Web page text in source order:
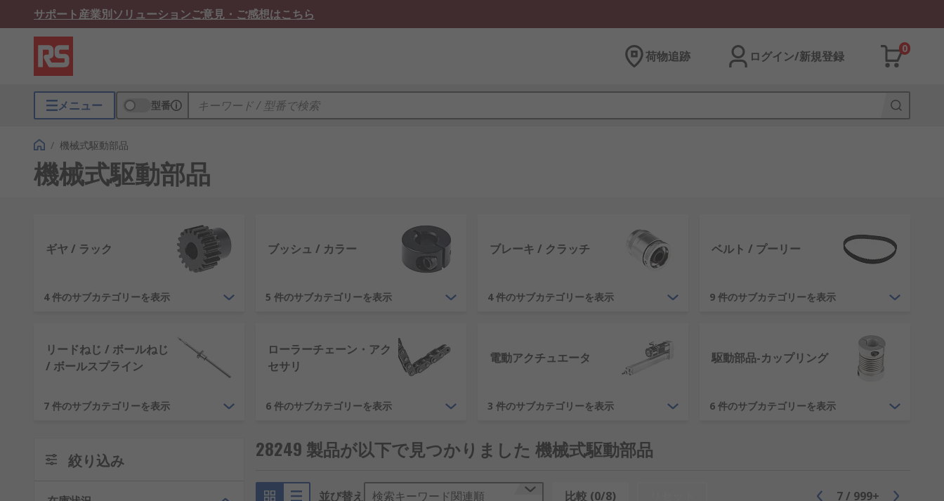
サポート産業別ソリューションご意見・ご感想はこちら
荷物追跡 ログイン/新規登録
0
メニュー 型番
/ 機械式駆動部品
機械式駆動部品
ギヤ / ラック
4 件のサブカテゴリーを表示
ブッシュ / カラー
5 件のサブカテゴリーを表示
ブレーキ / クラッチ
4 件のサブカテゴリーを表示
ベルト / プーリー
9 件のサブカテゴリーを表示
リードねじ / ボールねじ
/ ボールスプライン
7 件のサブカテゴリーを表示
ローラーチェーン・アク
セサリ
6 件のサブカテゴリーを表示
電動アクチュエータ
3 件のサブカテゴリーを表示
駆動部品-カップリング
6 件のサブカテゴリーを表示
絞り込み 28249 製品が以下で見つかりました 機械式駆動部品
並び替え 検索キーワード関連順 比較 (0/8) 7/ 999+